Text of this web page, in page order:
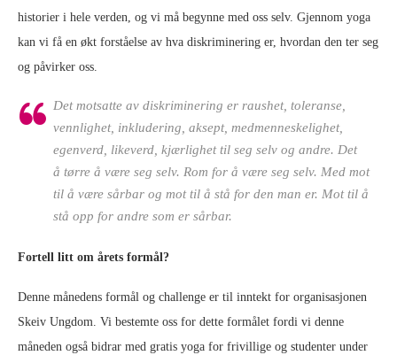
historier i hele verden, og vi må begynne med oss selv. Gjennom yoga
kan vi få en økt forståelse av hva diskriminering er, hvordan den ter seg
og påvirker oss.
Det motsatte av diskriminering er raushet, toleranse,
vennlighet, inkludering, aksept, medmenneskelighet,
egenverd, likeverd, kjærlighet til seg selv og andre. Det
å tørre å være seg selv. Rom for å være seg selv. Med mot
til å være sårbar og mot til å stå for den man er. Mot til å
stå opp for andre som er sårbar.
Fortell litt om årets formål?
Denne månedens formål og challenge er til inntekt for organisasjonen
Skeiv Ungdom. Vi bestemte oss for dette formålet fordi vi denne
måneden også bidrar med gratis yoga for frivillige og studenter under